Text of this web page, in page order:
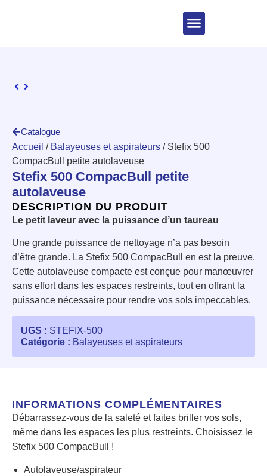
Catalogue
Accueil / Balayeuses et aspirateurs / Stefix 500
CompacBull petite autolaveuse
Stefix 500 CompacBull petite
autolaveuse
DESCRIPTION DU PRODUIT
Le petit laveur avec la puissance d’un taureau
Une grande puissance de nettoyage n’a pas besoin
d’être grande. La Stefix 500 CompacBull en est la preuve.
Cette autolaveuse compacte est conçue pour manœuvrer
sans effort dans les espaces restreints, tout en offrant la
puissance nécessaire pour rendre vos sols impeccables.
UGS : STEFIX-500
Catégorie : Balayeuses et aspirateurs
INFORMATIONS COMPLÉMENTAIRES
Débarrassez-vous de la saleté et faites briller vos sols,
même dans les espaces les plus restreints. Choisissez le
Stefix 500 CompacBull !
Autolaveuse/aspirateur